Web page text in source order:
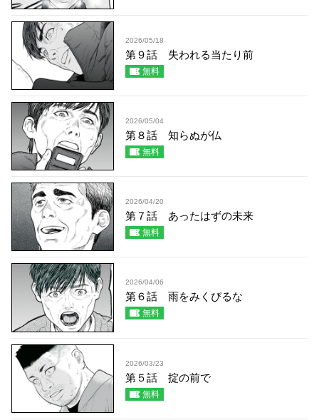
2026/05/18
第９話 失われる当たり前
無料
2026/05/04
第８話 知らぬが仏
無料
2026/04/20
第７話 あったはずの未来
無料
2026/04/06
第６話 雨をみくびるな
無料
2026/03/23
第５話 掟の前で
無料